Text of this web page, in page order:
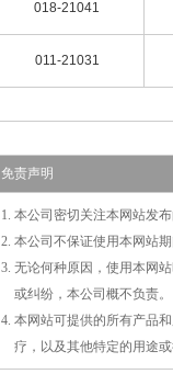
018-21041
011-21031
免责声明
1. 本公司密切关注本网站发
2. 本公司不保证使用本网站
3. 无论何种原因，使用本网
或纠纷，本公司概不负责。
4. 本网站可提供的所有产品
疗，以及其他特定的用途